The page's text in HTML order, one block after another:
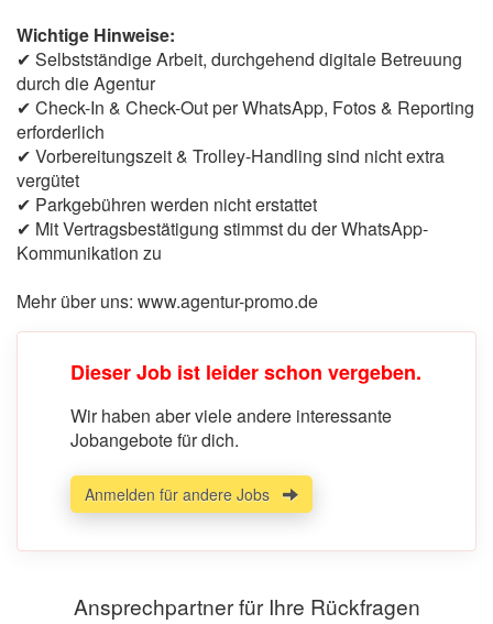
Wichtige Hinweise:
✔ Selbstständige Arbeit, durchgehend digitale Betreuung
durch die Agentur
✔ Check-In & Check-Out per WhatsApp, Fotos & Reporting
erforderlich
✔ Vorbereitungszeit & Trolley-Handling sind nicht extra
vergütet
✔ Parkgebühren werden nicht erstattet
✔ Mit Vertragsbestätigung stimmst du der WhatsApp-
Kommunikation zu
Mehr über uns: www.agentur-promo.de
Dieser Job ist leider schon vergeben.
Wir haben aber viele andere interessante
Jobangebote für dich.
Anmelden für andere Jobs
Ansprechpartner für Ihre Rückfragen